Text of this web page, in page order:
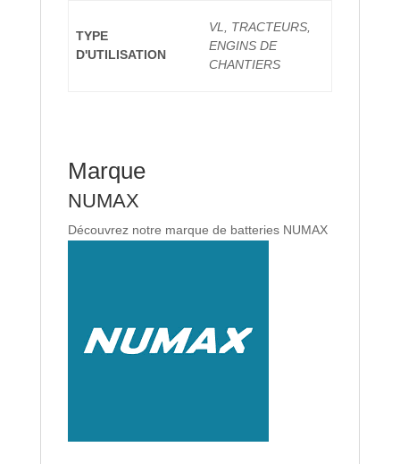
TYPE
D'UTILISATION
VL, TRACTEURS,
ENGINS DE
CHANTIERS
Marque
NUMAX
Découvrez notre marque de batteries NUMAX